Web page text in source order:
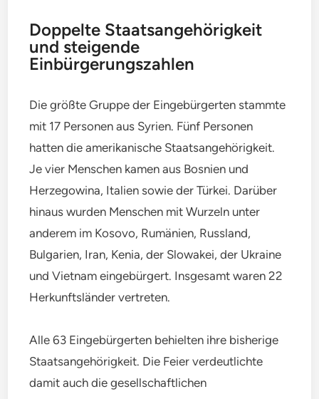
Doppelte Staatsangehörigkeit
und steigende
Einbürgerungszahlen
Die größte Gruppe der Eingebürgerten stammte
mit 17 Personen aus Syrien. Fünf Personen
hatten die amerikanische Staatsangehörigkeit.
Je vier Menschen kamen aus Bosnien und
Herzegowina, Italien sowie der Türkei. Darüber
hinaus wurden Menschen mit Wurzeln unter
anderem im Kosovo, Rumänien, Russland,
Bulgarien, Iran, Kenia, der Slowakei, der Ukraine
und Vietnam eingebürgert. Insgesamt waren 22
Herkunftsländer vertreten.
Alle 63 Eingebürgerten behielten ihre bisherige
Staatsangehörigkeit. Die Feier verdeutlichte
damit auch die gesellschaftlichen